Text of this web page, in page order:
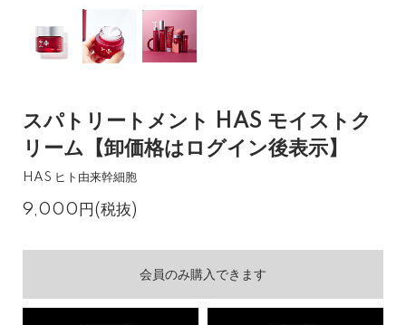
スパトリートメント HAS モイストク
リーム【卸価格はログイン後表示】
HAS ヒト由来幹細胞
9,000円(税抜)
会員のみ購入できます